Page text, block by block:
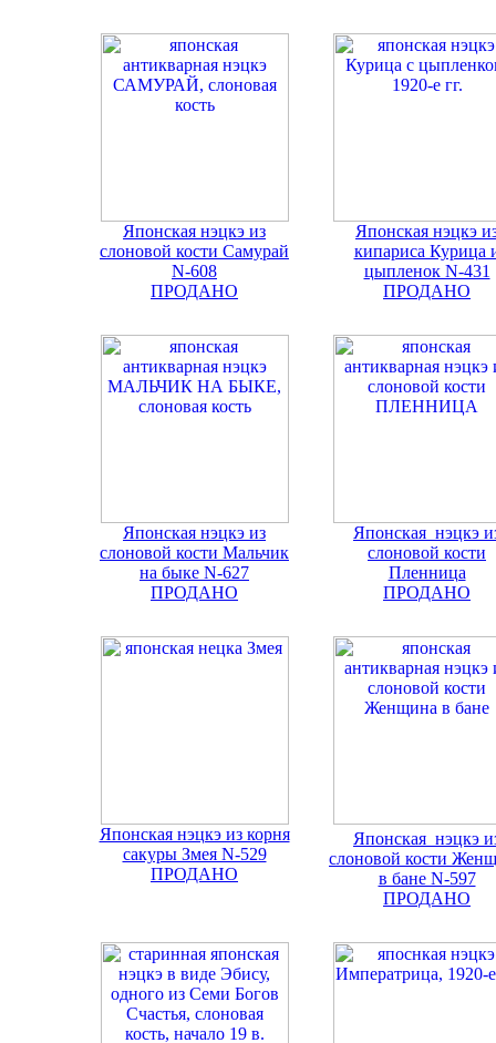
Японская нэцкэ из
слоновой кости Самурай
N-608
ПРОДАНО
Японская нэцкэ
кипариса Курица
цыпленок N-431
ПРОДАНО
Японская нэцкэ из
слоновой кости Мальчик
на быке N-627
ПРОДАНО
Японская нэцкэ
слоновой кости
Пленница
ПРОДАНО
Японская нэцкэ из корня
сакуры Змея N-529
ПРОДАНО
Японская нэцкэ
слоновой кости
в бане N-597
ПРОДАНО